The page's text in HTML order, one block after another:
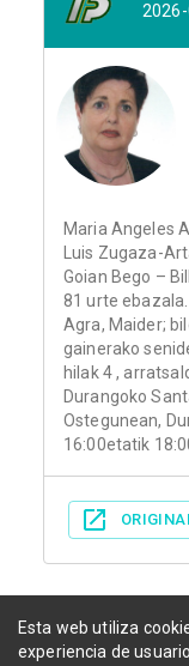
Municipios
Maria Angeles
Luis Zugaza-
Goian Bego –
81 urte
Agra, Maider;
gainerako
hilak 4 ,
Durangoko
Ostegunean,
16:00etatik
Esta web utiliza
experiencia de usuario.